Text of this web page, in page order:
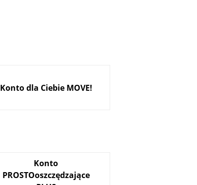
Konto dla Ciebie MOVE!
Konto
PROSTOoszczędzające